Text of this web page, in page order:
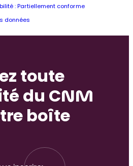
: Partiellement conforme
données
toute
du CNM
boîte